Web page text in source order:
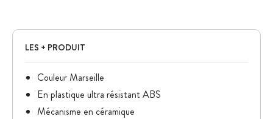
LES + PRODUIT
Couleur Marseille
En plastique ultra résistant ABS
Mécanisme en céramique